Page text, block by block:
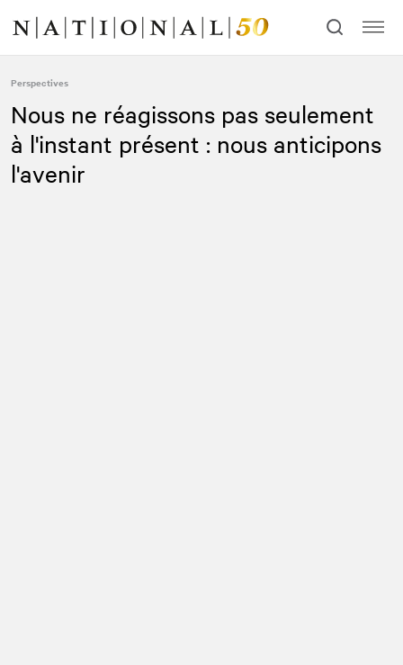
contenu
navigation
Perspectives
Nous ne réagissons pas seulement
à l'instant présent : nous anticipons
l'avenir